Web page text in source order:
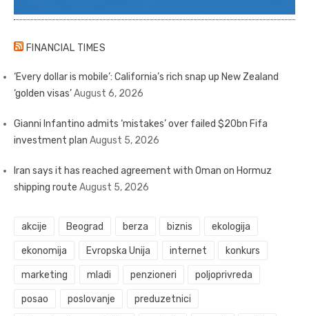
FINANCIAL TIMES
‘Every dollar is mobile’: California’s rich snap up New Zealand
‘golden visas’August 6, 2026
Gianni Infantino admits ‘mistakes’ over failed $20bn Fifa
investment plan August 5, 2026
Iran says it has reached agreement with Oman on Hormuz
shipping route August 5, 2026
akcije Beograd berza biznis ekologija
ekonomija Evropska Unija internet konkurs
marketing mladi penzioneri poljoprivreda
posao poslovanje preduzetnici